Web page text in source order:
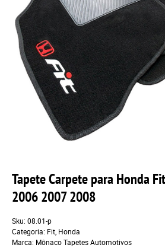
Tapete Carpete para Honda
2006 2007 2008
Sku: 08.01-p
Categoria: Fit, Honda
Marca: Mônaco Tapetes Automotivos